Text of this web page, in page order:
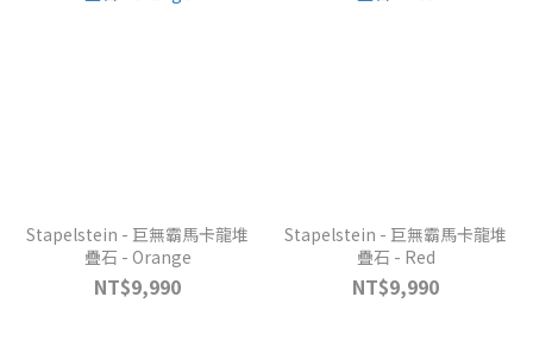
Stapelstein - 巨無霸馬卡龍堆
疊石 - Orange
NT$9,990
Stapelstein - 巨無霸馬卡龍堆
疊石 - Red
NT$9,990